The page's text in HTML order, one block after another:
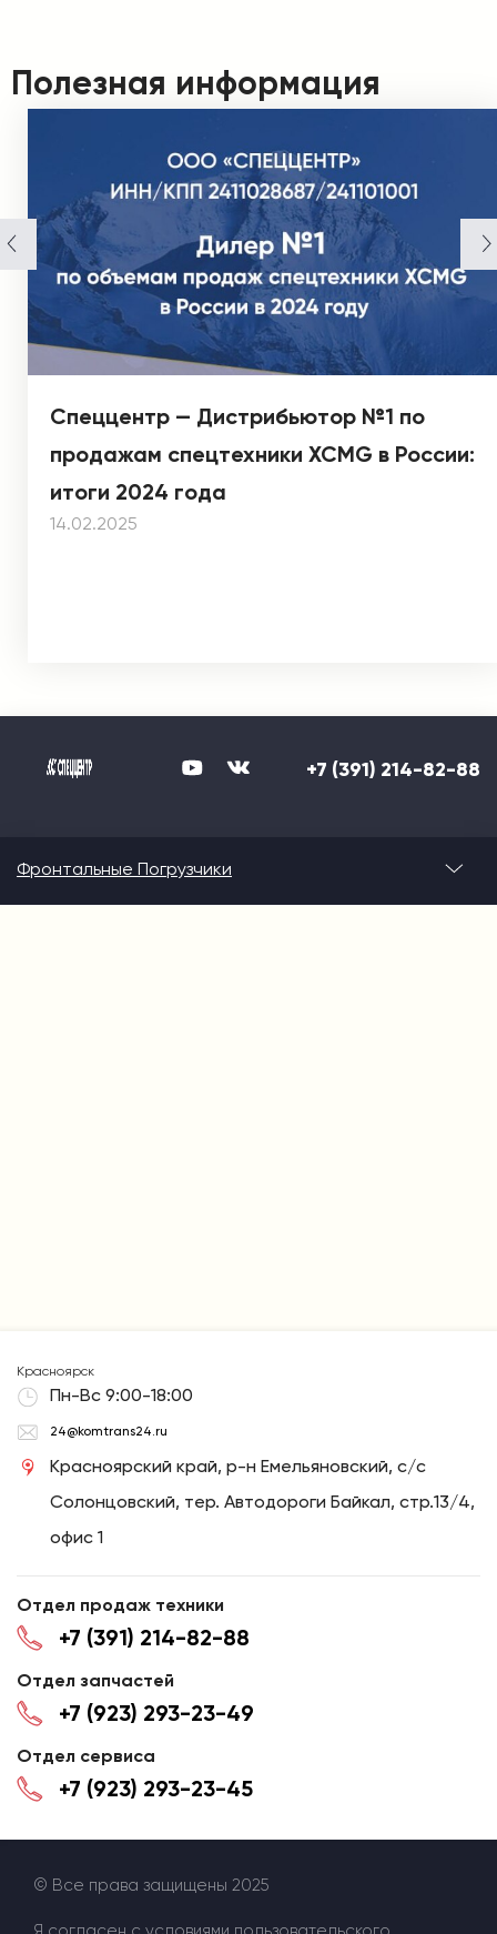
Полезная информация
Спеццентр — Дистрибьютор №1 по
продажам спецтехники XCMG в России:
итоги 2024 года
14.02.2025
+7 (391) 214-82-88
Фронтальные Погрузчики
Красноярск
Пн-Вс 9:00-18:00
24@komtrans24.ru
Красноярский край, р-н Емельяновский, с/с
Солонцовский, тер. Автодороги Байкал, стр.13/4,
офис 1
Отдел продаж техники
+7 (391) 214-82-88
Отдел запчастей
+7 (923) 293-23-49
Отдел сервиса
+7 (923) 293-23-45
© Все права защищены 2025